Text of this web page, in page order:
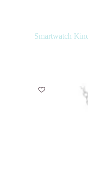
Smartwatch